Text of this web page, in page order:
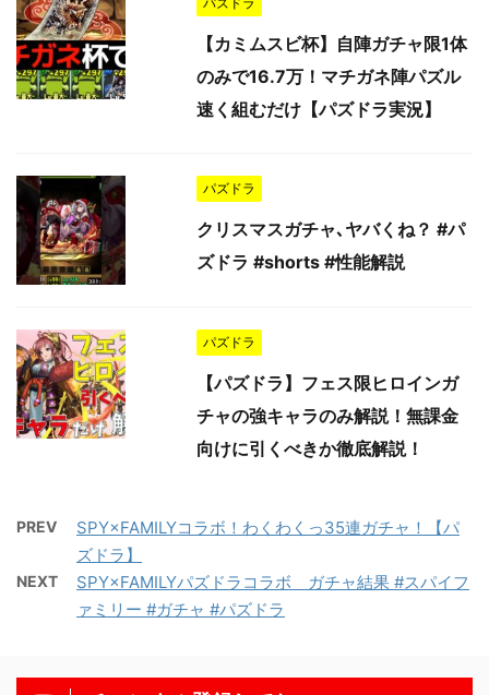
【カミムスビ杯】自陣ガチャ限1体
のみで16.7万！マチガネ陣パズル
速く組むだけ【パズドラ実況】
パズドラ
クリスマスガチャ､ヤバくね？ #パ
ズドラ #shorts #性能解説
パズドラ
【パズドラ】フェス限ヒロインガ
チャの強キャラのみ解説！無課金
向けに引くべきか徹底解説！
PREV
SPY×FAMILYコラボ！わくわくっ35連ガチャ！【パ
ズドラ】
NEXT
SPY×FAMILYパズドラコラボ ガチャ結果 #スパイフ
ァミリー #ガチャ #パズドラ